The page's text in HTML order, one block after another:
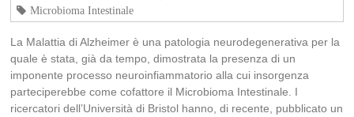
Microbioma Intestinale
La Malattia di Alzheimer è una patologia neurodegenerativa per la
quale è stata, già da tempo, dimostrata la presenza di un
imponente processo neuroinfiammatorio alla cui insorgenza
parteciperebbe come cofattore il Microbioma Intestinale. I
ricercatori dell’Università di Bristol hanno, di recente, pubblicato un